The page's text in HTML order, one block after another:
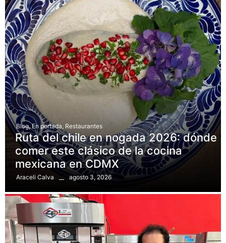
Blog, En portada Restaurantes
Ruta del chile en nogada 2026: dónde
comer este clásico de la cocina
mexicana en CDMX
Araceli Calva agosto 3, 2026